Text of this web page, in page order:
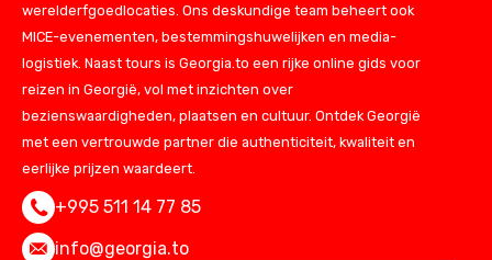
werelderfgoedlocaties. Ons deskundige team beheert ook
MICE-evenementen, bestemmingshuwelijken en media-
logistiek. Naast tours is Georgia.to een rijke online gids voor
reizen in Georgië, vol met inzichten over
bezienswaardigheden, plaatsen en cultuur. Ontdek Georgië
met een vertrouwde partner die authenticiteit, kwaliteit en
eerlijke prijzen waardeert.
+995 511 14 77 85
info@georgia.to